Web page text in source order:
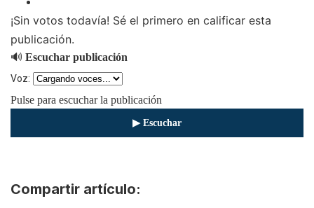
¡Sin votos todavía! Sé el primero en calificar esta
publicación.
🔊 Escuchar publicación
Voz:
Pulse para escuchar la publicación
▶ Escuchar
Compartir artículo: